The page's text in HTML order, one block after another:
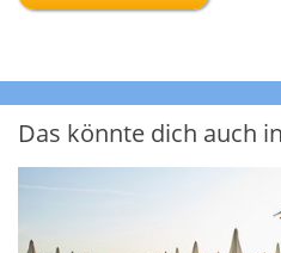
Das könnte dich auch